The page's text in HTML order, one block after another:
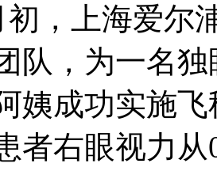
初，上海爱尔
队，为一名
姨成功实施
者右眼视力